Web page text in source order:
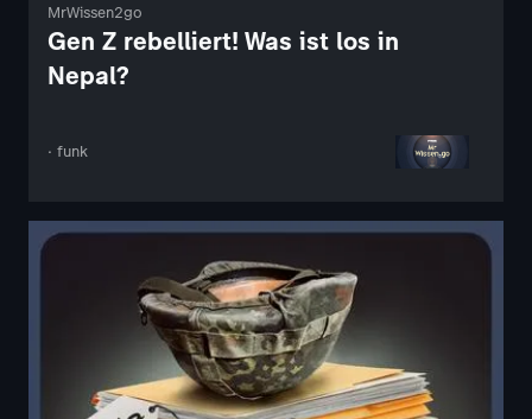
MrWissen2go
Gen Z rebelliert! Was ist los in
Nepal?
· funk